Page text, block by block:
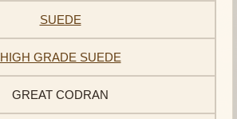
SUEDE
HIGH GRADE SUEDE
GREAT CODRAN